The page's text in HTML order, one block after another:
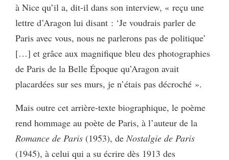
à Nice qu’il a, dit-il dans son interview, « reçu une
lettre d’Aragon lui disant : ‘Je voudrais parler de
Paris avec vous, nous ne parlerons pas de politique’
[…] et grâce aux magnifique bleu des photographies
de Paris de la Belle Époque qu’Aragon avait
placardées sur ses murs, je n’étais pas décroché ».
Mais outre cet arrière-texte biographique, le poème
rend hommage au poète de Paris, à l’auteur de la
Romance de Paris (1953), de Nostalgie de Paris
(1945), à celui qui a su écrire dès 1913 des